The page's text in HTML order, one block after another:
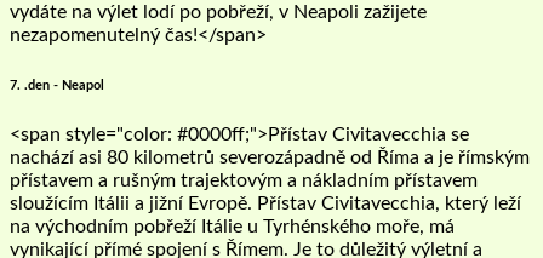
vydáte na výlet lodí po pobřeží, v Neapoli zažijete
nezapomenutelný čas!</span>
7. .den - Neapol
<span style="color: #0000ff;">Přístav Civitavecchia se
nachází asi 80 kilometrů severozápadně od Říma a je římským
přístavem a rušným trajektovým a nákladním přístavem
sloužícím Itálii a jižní Evropě. Přístav Civitavecchia, který leží
na východním pobřeží Itálie u Tyrhénského moře, má
vynikající přímé spojení s Římem. Je to důležitý výletní a